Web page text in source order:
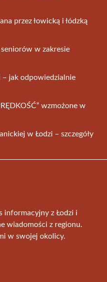
przez łowicką i łódzką
w zakresie
– jak odpowiedzialnie
wzmożone w
w Łodzi – szczegóły
informacyjny z Łodzi i
wiadomości z regionu.
w swojej okolicy.